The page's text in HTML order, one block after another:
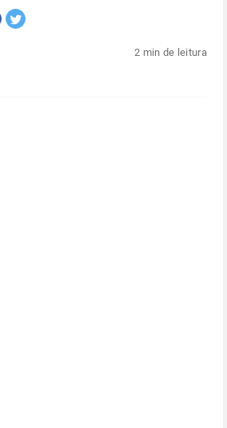
2 min de leitura